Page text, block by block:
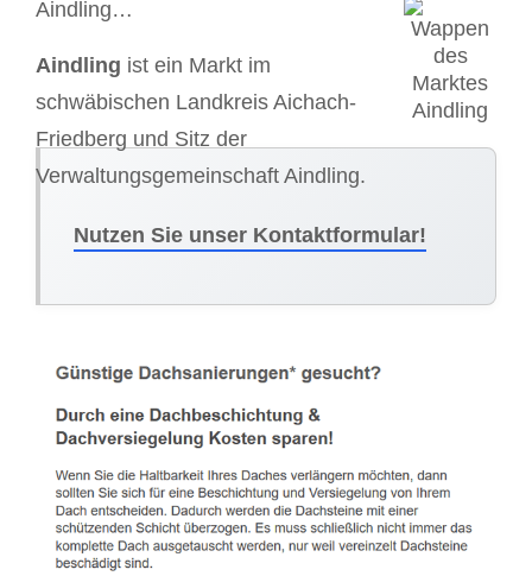
Aindling…
Aindling ist ein Markt im
schwäbischen Landkreis Aichach-
Friedberg und Sitz der
Verwaltungsgemeinschaft Aindling.
Nutzen Sie unser Kontaktformular!